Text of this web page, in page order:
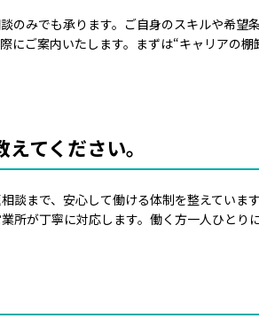
みでも承ります。ご自身のスキルや希望
ご案内いたします。まずは“キャリアの棚
てください。
まで、安心して働ける体制を整えていま
が丁寧に対応します。働く方一人ひとり